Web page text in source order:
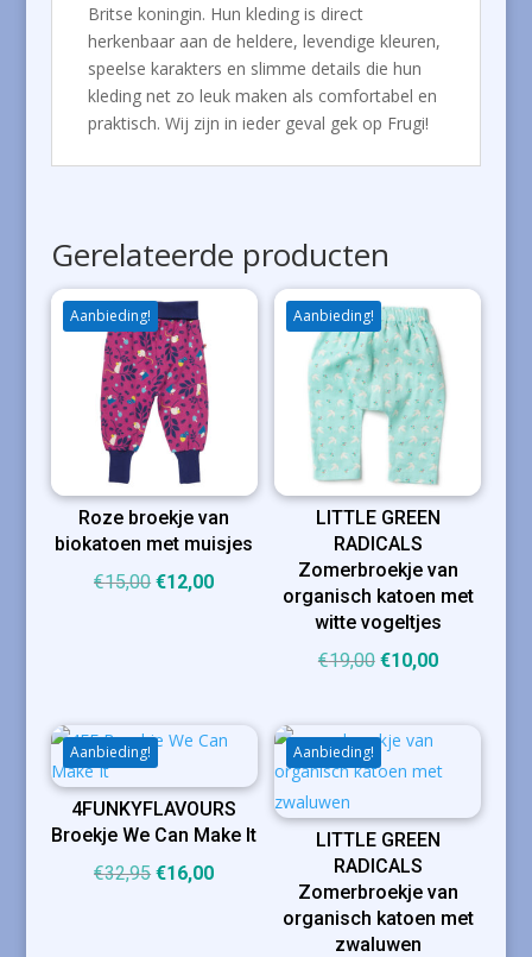
Britse koningin. Hun kleding is direct
herkenbaar aan de heldere, levendige kleuren,
speelse karakters en slimme details die hun
kleding net zo leuk maken als comfortabel en
praktisch. Wij zijn in ieder geval gek op Frugi!
Gerelateerde producten
Aanbieding!
Roze broekje van
biokatoen met muisjes
€15,00 Oorspronkelijke
€12,00Huidige
Aanbieding!
LITTLE GREEN
RADICALS
Zomerbroekje van
organisch katoen met
witte vogeltjes
€19,00 Oorspronkelijke
€19,00.
€10,00Huidige
Aanbieding!
4FUNKYFLAVOURS
Broekje We Can Make It
€32,95 Oorspronkelijke
€16,00Huidige
Aanbieding!
LITTLE GREEN
RADICALS
Zomerbroekje van
organisch katoen met
zwaluwen